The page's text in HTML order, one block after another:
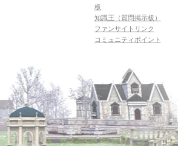
板
知識王（質問掲示板）
ファンサイトリンク
コミュニティポイント